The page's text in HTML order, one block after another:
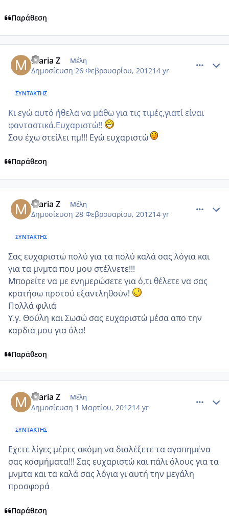
Παράθεση
maria Z Μέλη
Δημοσίευση 26 Φεβρουαρίου, 201214 yr
ΣΥΝΤΆΚΤΗΣ
Κι εγώ αυτό ήθελα να μάθω για τις τιμές,γιατί είναι
φανταστικά.Ευχαριστώ!!
Σου έχω στείλει πμ!!! Εγώ ευχαριστώ
Παράθεση
maria Z Μέλη
Δημοσίευση 28 Φεβρουαρίου, 201214 yr
ΣΥΝΤΆΚΤΗΣ
Σας ευχαριστώ πολύ για τα πολύ καλά σας λόγια και
για τα μνμτα που μου στέλνετε!!!
Μπορείτε να με ενημερώσετε για ό,τι θέλετε να σας
κρατήσω προτού εξαντληθούν!
Πολλά φιλιά
Υ.γ. Θούλη και Σωσώ σας ευχαριστώ μέσα απο την
καρδιά μου για όλα!
Παράθεση
maria Z Μέλη
Δημοσίευση 1 Μαρτίου, 201214 yr
ΣΥΝΤΆΚΤΗΣ
Εχετε λίγες μέρες ακόμη να διαλέξετε τα αγαπημένα
σας κοσμήματα!!! Σας ευχαριστώ και πάλι όλους για τα
μνμτα και τα καλά σας λόγια γι αυτή την μεγάλη
προσφορά
Παράθεση